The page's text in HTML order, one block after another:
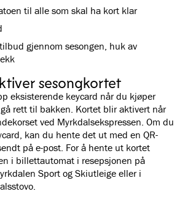
til alle som skal ha kort klar
gjennom sesongen, huk av
sesongkortet
eksisterende keycard når du kjøper
rett til bakken. Kortet blir aktivert når
ved Myrkdalsekspressen. Om du
kan du hente det ut med en QR-
på e-post. For å hente ut kortet
i billettautomat i resepsjonen på
Sport og Skiutleige eller i